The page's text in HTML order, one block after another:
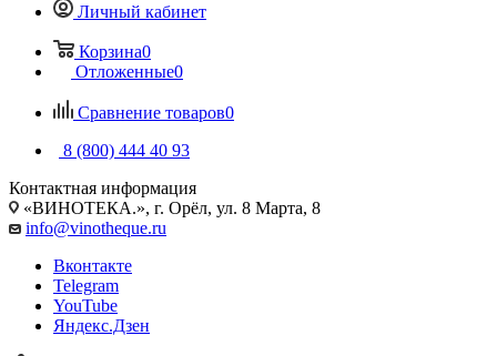
Личный кабинет
Корзина0
Отложенные0
Сравнение товаров0
8 (800) 444 40 93
Контактная информация
«ВИНОТЕКА.», г. Орёл, ул. 8 Марта, 8
info@vinotheque.ru
Вконтакте
Telegram
YouTube
Яндекс.Дзен